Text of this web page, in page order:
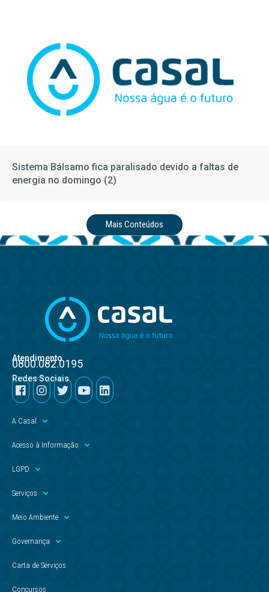
Sistema Bálsamo fica paralisado devido a faltas de
energia no domingo (2)
Mais Conteúdos
Atendimento
0800.082.0195
Redes Sociais
A Casal
Acesso à Informação
LGPD
Serviços
Meio Ambiente
Governança
Carta de Serviços
Concursos